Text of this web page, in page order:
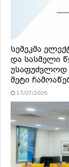
სემეკმა
და სასმელი
უსაფუძვლოდ
მეტი
17/07/2026